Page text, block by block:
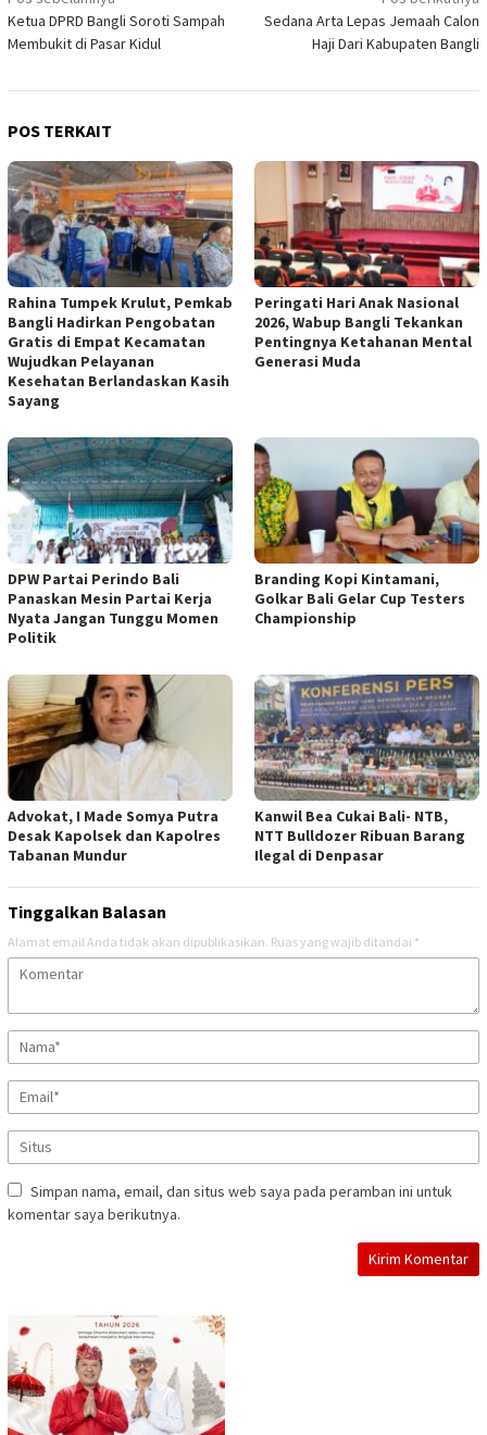
pos
Ketua DPRD Bangli Soroti Sampah
Membukit di Pasar Kidul
Sedana Arta Lepas Jemaah Calon
Haji Dari Kabupaten Bangli
POS TERKAIT
Rahina Tumpek Krulut, Pemkab
Bangli Hadirkan Pengobatan
Gratis di Empat Kecamatan
Wujudkan Pelayanan
Kesehatan Berlandaskan Kasih
Sayang
Peringati Hari Anak Nasional
2026, Wabup Bangli Tekankan
Pentingnya Ketahanan Mental
Generasi Muda
DPW Partai Perindo Bali
Panaskan Mesin Partai Kerja
Nyata Jangan Tunggu Momen
Politik
Branding Kopi Kintamani,
Golkar Bali Gelar Cup Testers
Championship
Advokat, I Made Somya Putra
Desak Kapolsek dan Kapolres
Tabanan Mundur
Kanwil Bea Cukai Bali- NTB,
NTT Bulldozer Ribuan Barang
Ilegal di Denpasar
Tinggalkan Balasan
Alamat email Anda tidak akan dipublikasikan. Ruas yang wajib ditandai *
Simpan nama, email, dan situs web saya pada peramban ini untuk
komentar saya berikutnya.